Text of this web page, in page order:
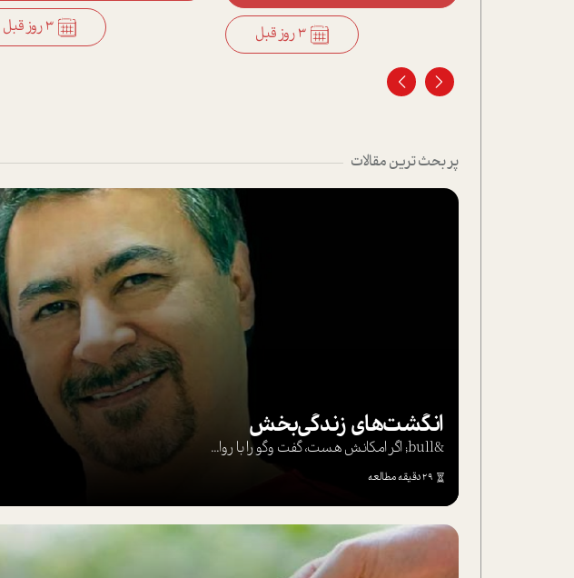
3 روز قبل 3 روز قبل
پر بحث ترین مقالات
انگشت‌های‌ زندگی‌بخش
&bull; اگر امکانش هست، گفت وگو را با روا...
29 دقیقه مطالعه